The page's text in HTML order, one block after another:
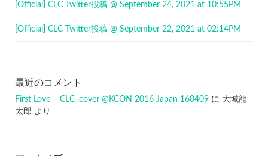
[Official] CLC Twitter投稿 @ September 24, 2021 at 10:55PM
[Official] CLC Twitter投稿 @ September 22, 2021 at 02:14PM
最近のコメント
First Love – CLC .cover @KCON 2016 Japan 160409 に 大城龍
太郎 より